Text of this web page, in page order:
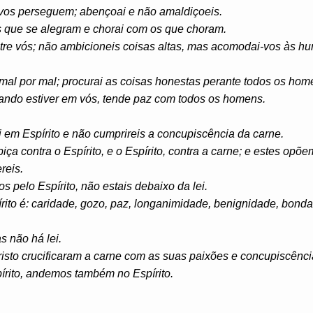
perseguem; abençoai e não amaldiçoeis.
se alegram e chorai com os que choram.
vós; não ambicioneis coisas altas, mas acomodai-vos às
por mal; procurai as coisas honestas perante todos os
estiver em vós, tende paz com todos os homens.
em Espírito e não cumprireis a concupiscência da carne.
contra o Espírito, e o Espírito, contra a carne; e estes
pelo Espírito, não estais debaixo da lei.
é: caridade, gozo, paz, longanimidade, benignidade,
não há lei.
crucificaram a carne com as suas paixões e
andemos também no Espírito.